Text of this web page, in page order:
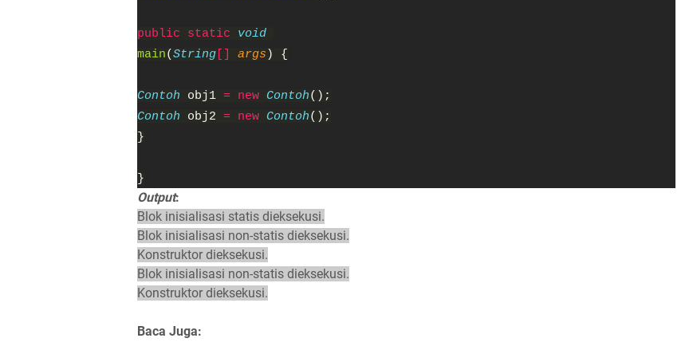
public static void
main(String args ) {
Contoh obj1 = new Contoh();
Contoh obj2 = new Contoh();
}
}
Output:
Blok inisialisasi statis dieksekusi.
Blok inisialisasi non-statis dieksekusi.
Konstruktor dieksekusi.
Blok inisialisasi non-statis dieksekusi.
Konstruktor dieksekusi.
Baca Juga: